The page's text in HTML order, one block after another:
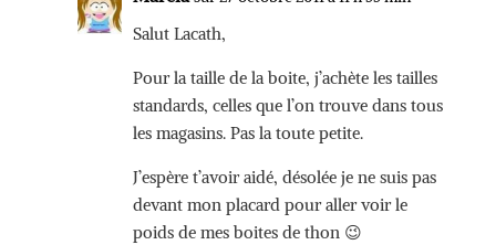
Salut Lacath,
Pour la taille de la boite, j’achète les tailles
standards, celles que l’on trouve dans tous
les magasins. Pas la toute petite.
J’espère t’avoir aidé, désolée je ne suis pas
devant mon placard pour aller voir le
poids de mes boites de thon 😉